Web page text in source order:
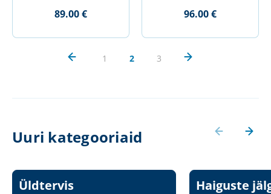
89.00 €
96.00 €
1 2 3
Uuri kategooriaid
Üldtervis Haiguste